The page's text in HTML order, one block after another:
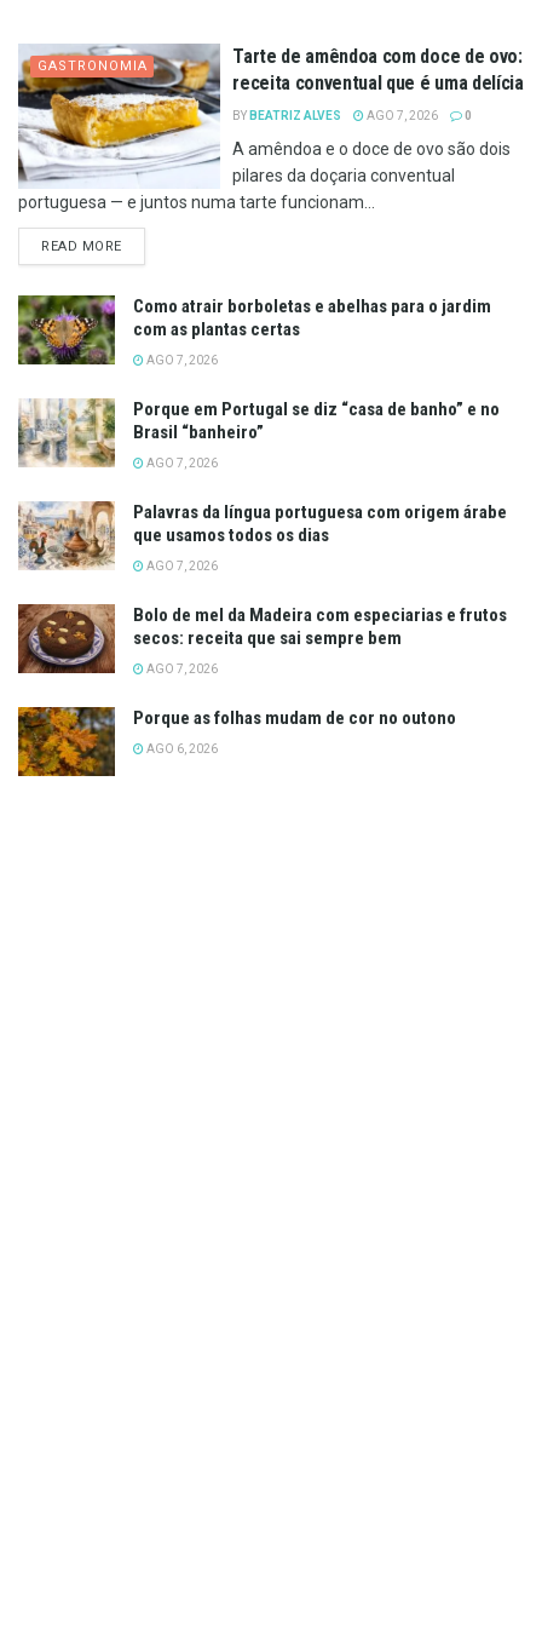
GASTRONOMIA
Tarte de amêndoa com doce de ovo:
receita conventual que é uma delícia
BY BEATRIZ ALVES AGO 7, 2026 0
A amêndoa e o doce de ovo são dois
pilares da doçaria conventual
portuguesa — e juntos numa tarte funcionam...
READ MOREDETAILS
Como atrair borboletas e abelhas para o jardim
com as plantas certas
AGO 7, 2026
Porque em Portugal se diz “casa de banho” e no
Brasil “banheiro”
AGO 7, 2026
Palavras da língua portuguesa com origem árabe
que usamos todos os dias
AGO 7, 2026
Bolo de mel da Madeira com especiarias e frutos
secos: receita que sai sempre bem
AGO 7, 2026
Porque as folhas mudam de cor no outono
AGO 6, 2026